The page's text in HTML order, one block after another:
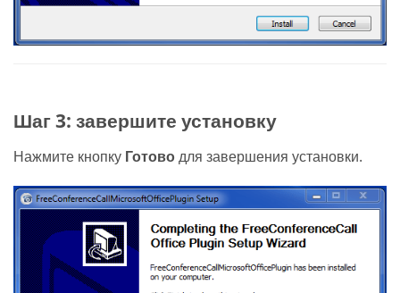
Шаг 3: завершите установку
Нажмите кнопку Готоводля завершения установки.